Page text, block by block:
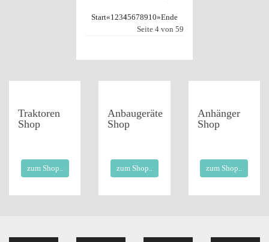
Start«12345678910»Ende
Seite 4 von 59
Traktoren
Shop
zum Shop..
Anbaugeräte
Shop
zum Shop..
Anhänger
Shop
zum Shop..